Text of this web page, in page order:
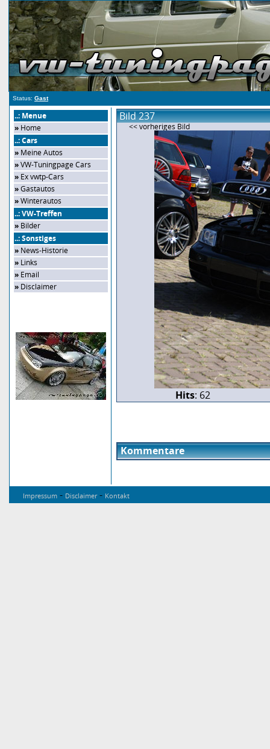
Status: Gast
..: Menue
» Home
..: Cars
» Meine Autos
»VW-Tuningpage Cars
» Ex vwtp-Cars
»Gastautos
»Winterautos
..: VW-Treffen
» Bilder
..: Sonstiges
» News-Historie
» Links
» Email
» Disclaimer
Bild 237
<< vorheriges Bild
Hits: 62
Kommentare
Impressum - Disclaimer- Kontakt